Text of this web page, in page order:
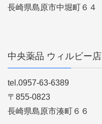
長崎県島原市中堀町６４
中央薬品 ウィルビー店
tel.0957-63-6389
〒855-0823
長崎県島原市湊町６６